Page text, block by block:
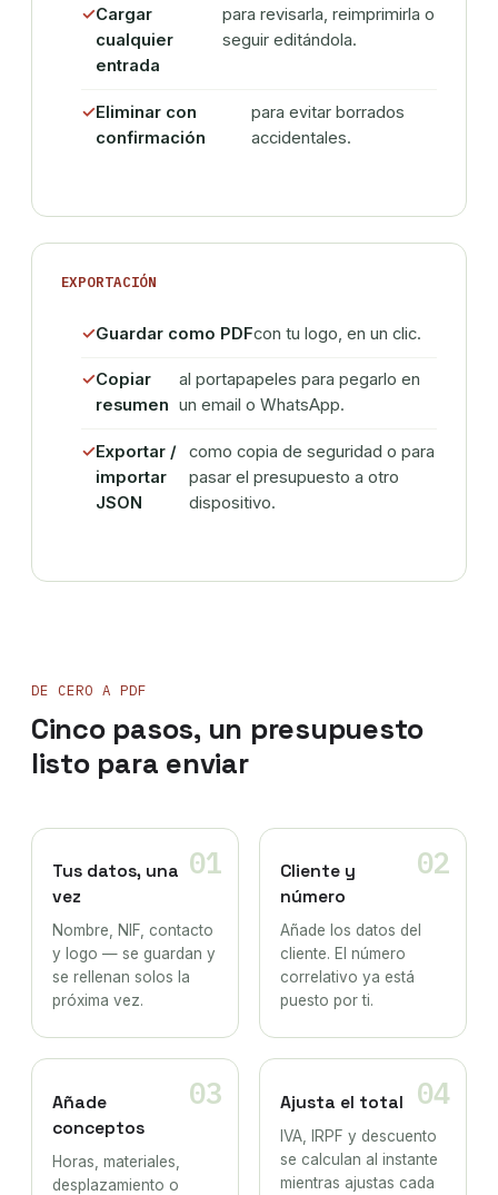
Cargar
cualquier
entrada
para revisarla, reimprimirla o
seguir editándola.
Eliminar con
confirmación
para evitar borrados
accidentales.
EXPORTACIÓN
Guardar como PDFcon tu logo, en un clic.
Copiar
resumen
al portapapeles para pegarlo en
un email o WhatsApp.
Exportar /
importar
JSON
como copia de seguridad o para
pasar el presupuesto a otro
dispositivo.
DE CERO A PDF
Cinco pasos, un presupuesto
listo para enviar
01
Tus datos, una
vez
Nombre, NIF, contacto
y logo — se guardan y
se rellenan solos la
próxima vez.
02
Cliente y
número
Añade los datos del
cliente. El número
correlativo ya está
puesto por ti.
03
Añade
conceptos
Horas, materiales,
desplazamiento o
04
Ajusta el total
IVA, IRPF y descuento
se calculan al instante
mientras ajustas cada